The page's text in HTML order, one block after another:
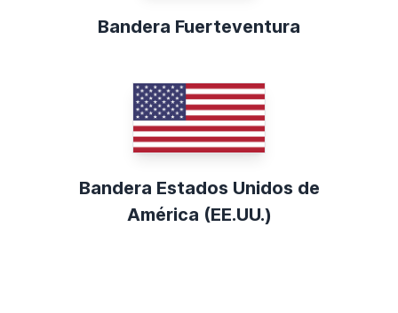
Bandera Fuerteventura
Bandera Estados Unidos de
América (EE.UU.)